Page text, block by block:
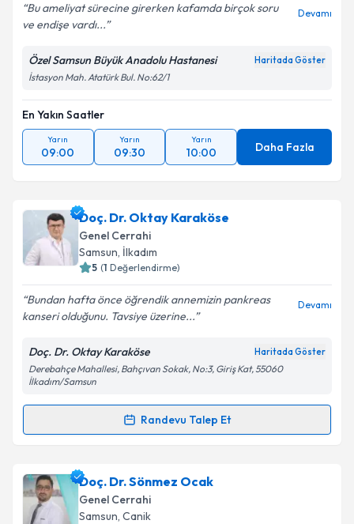
Bu ameliyat sürecine girerken kafamda birçok soru
ve endişe vardı...
Devamı
Özel Samsun Büyük Anadolu Hastanesi Haritada Göster
İstasyon Mah. Atatürk Bul. No:62/1
En Yakın Saatler
Yarın
09:00
Yarın
09:30
Yarın
10:00 Daha Fazla
Doç. Dr. Oktay Karaköse
Genel Cerrahi
Samsun, İlkadım
5 (1 Değerlendirme)
Bundan hafta önce öğrendik annemizin pankreas
kanseri olduğunu. Tavsiye üzerine...
Devamı
Doç. Dr. Oktay Karaköse Haritada Göster
Derebahçe Mahallesi, Bahçıvan Sokak, No:3, Giriş Kat, 55060
İlkadım/Samsun
Randevu Talep Et
Randevu Takvimi Talebi
Doç. Dr. Oktay Karaköseiçin randevu takvimi talebi
oluşturun. Size bu uzmandan randevu almanız için bir
takvim hazırlandığında e-posta ile bilgilendireceğiz.
Doç. Dr. Sönmez Ocak
Genel Cerrahi
Samsun, Canik